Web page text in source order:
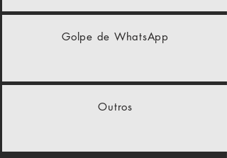
Golpe de WhatsApp
Outros